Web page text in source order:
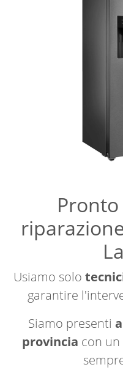
Usiamo solo
garantire
Siamo presenti
provincia con un